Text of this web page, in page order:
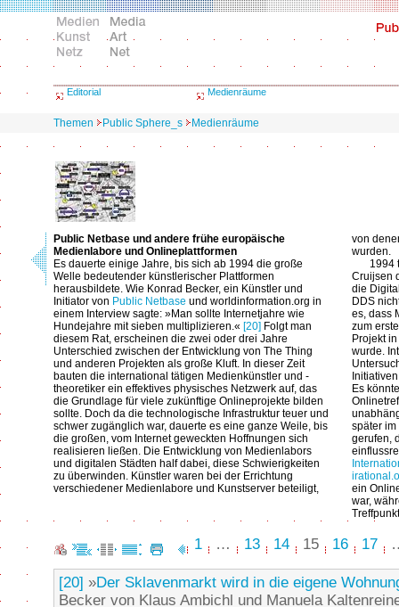
Editorial Medienräume
Themen Public Sphere_s Medienräume
Public Netbase und andere frühe europäische
Medienlabore und Onlineplattformen
Es dauerte einige Jahre, bis sich ab 1994 die große
Welle bedeutender künstlerischer Plattformen
herausbildete. Wie Konrad Becker, ein Künstler und
Initiator von Public Netbase und worldinformation.org in
einem Interview sagte: »Man sollte Internetjahre wie
Hundejahre mit sieben multiplizieren.« [20] Folgt man
diesem Rat, erscheinen die zwei oder drei Jahre
Unterschied zwischen der Entwicklung von The Thing
und anderen Projekten als große Kluft. In dieser Zeit
bauten die international tätigen Medienkünstler und -
theoretiker ein effektives physisches Netzwerk auf, das
die Grundlage für viele zukünftige Onlineprojekte bilden
sollte. Doch da die technologische Infrastruktur teuer und
schwer zugänglich war, dauerte es eine ganze Weile, bis
die großen, vom Internet geweckten Hoffnungen sich
realisieren ließen. Die Entwicklung von Medienlabors
und digitalen Städten half dabei, diese Schwierigkeiten
zu überwinden. Künstler waren bei der Errichtung
verschiedener Medienlabore und Kunstserver beteiligt,
von
wurden.
1994
Cruijsen
die
DDS
es, dass
zum
Projekt
wurde.
Es
später
gerufen,
ein
war,
1 … 13 14 15 16 17
[20] »Der Sklavenmarkt wird in die eigene
Becker von Klaus Ambichl und Manuela